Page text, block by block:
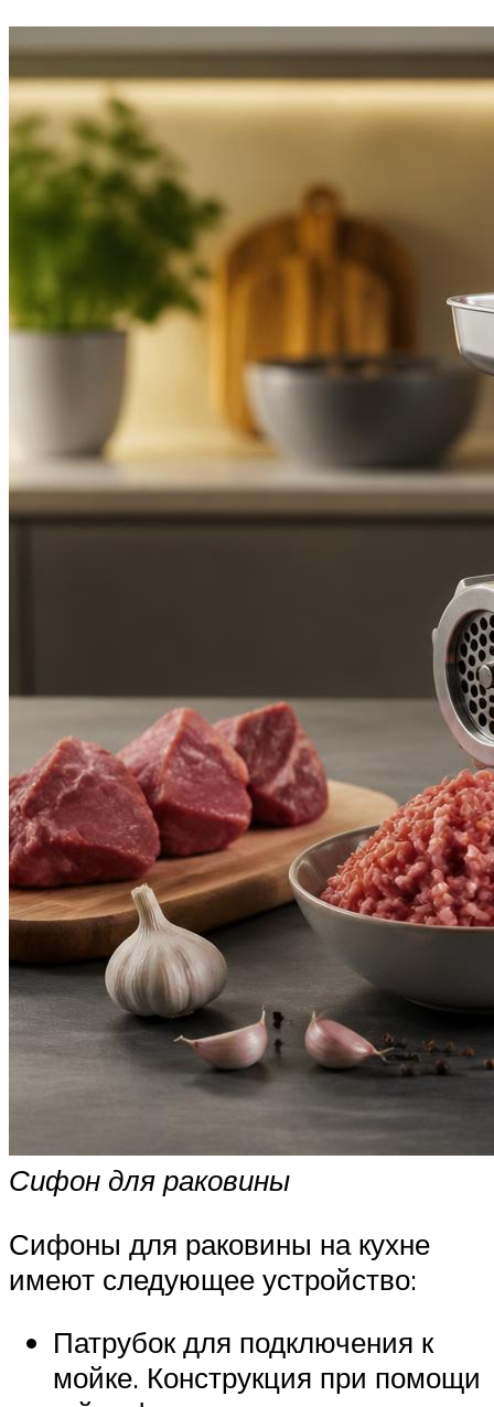
Сифон для раковины
Сифоны для раковины на кухне
имеют следующее устройство:
Патрубок для подключения к
мойке. Конструкция при помощи